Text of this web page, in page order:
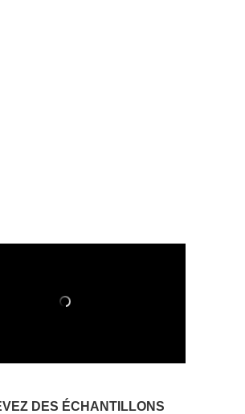
DES ÉCHANTILLONS